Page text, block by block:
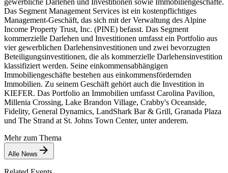
Das Segment Management Services ist ein kostenpflichtiges
Management-Geschäft, das sich mit der Verwaltung des Alpine
Income Property Trust, Inc. (PINE) befasst. Das Segment
kommerzielle Darlehen und Investitionen umfasst ein Portfolio aus
vier gewerblichen Darlehensinvestitionen und zwei bevorzugten
Beteiligungsinvestitionen, die als kommerzielle Darlehensinvestition
klassifiziert werden. Seine einkommensabhängigen
Immobiliengeschäfte bestehen aus einkommensfördernden
Immobilien. Zu seinem Geschäft gehört auch die Investition in
KIEFER. Das Portfolio an Immobilien umfasst Carolina Pavilion,
Millenia Crossing, Lake Brandon Village, Crabby's Oceanside,
Fidelity, General Dynamics, LandShark Bar & Grill, Granada Plaza
und The Strand at St. Johns Town Center, unter anderem.
Mehr zum Thema
Alle News